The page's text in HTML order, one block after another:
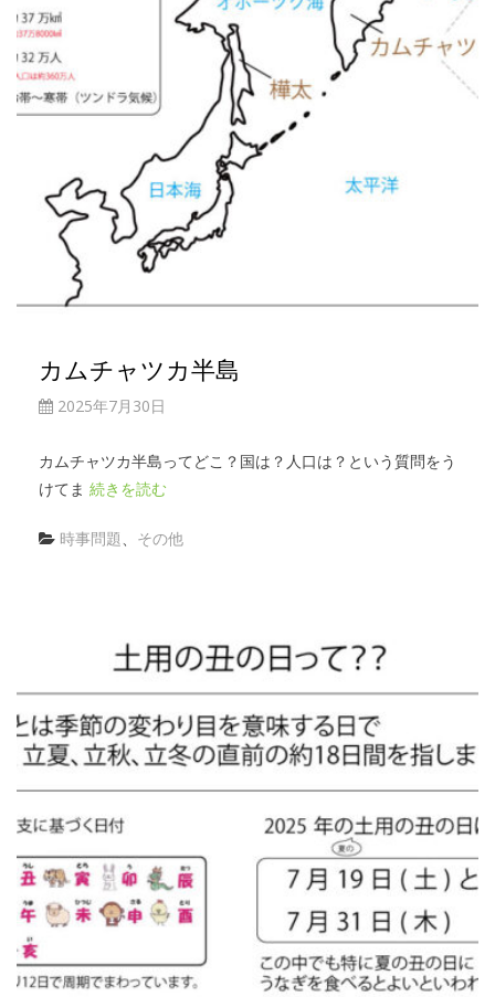
カムチャツカ半島
2025年7月30日
カムチャツカ半島ってどこ？国は？人口は？という質問をう
けてま 続きを読む
時事問題、 その他